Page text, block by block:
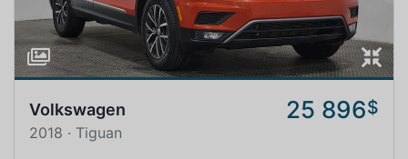
Volkswagen 25 896$
2018 · Tiguan